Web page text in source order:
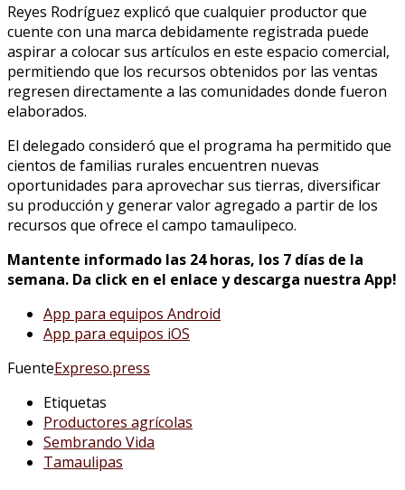
Reyes Rodríguez explicó que cualquier productor que
cuente con una marca debidamente registrada puede
aspirar a colocar sus artículos en este espacio comercial,
permitiendo que los recursos obtenidos por las ventas
regresen directamente a las comunidades donde fueron
elaborados.
El delegado consideró que el programa ha permitido que
cientos de familias rurales encuentren nuevas
oportunidades para aprovechar sus tierras, diversificar
su producción y generar valor agregado a partir de los
recursos que ofrece el campo tamaulipeco.
Mantente informado las 24 horas, los 7 días de la
semana. Da click en el enlace y descarga nuestra App!
App para equipos Android
App para equipos iOS
FuenteExpreso.press
Etiquetas
Productores agrícolas
Sembrando Vida
Tamaulipas